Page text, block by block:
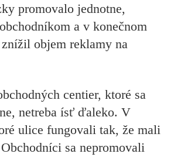
promovalo jednotne,
a v konečnom
objem reklamy na
centier, ktoré sa
netreba ísť ďaleko. V
ulice fungovali tak, že mali
sa nepromovali